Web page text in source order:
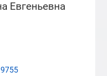
Евгеньевна
9755